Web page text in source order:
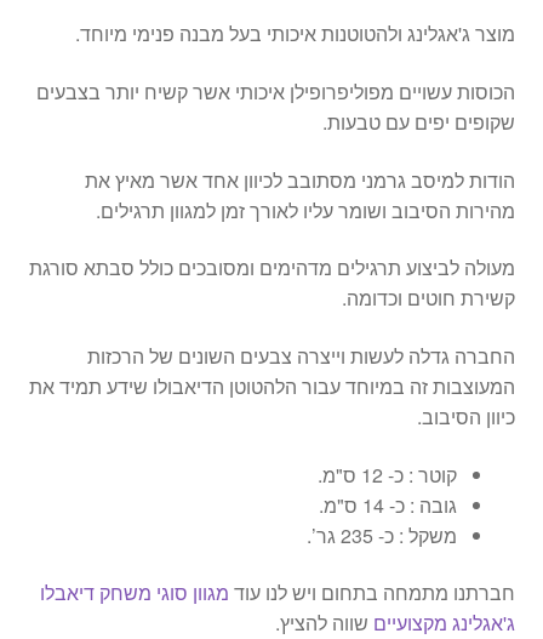
מוצר ג'אגלינג ולהטוטנות איכותי בעל מבנה פנימי מיוחד.
הכוסות עשויים מפוליפרופילן איכותי אשר קשיח יותר בצבעים
שקופים יפים עם טבעות.
הודות למיסב גרמני מסתובב לכיוון אחד אשר מאיץ את
מהירות הסיבוב ושומר עליו לאורך זמן למגוון תרגילים.
מעולה לביצוע תרגילים מדהימים ומסובכים כולל סבתא סורגת
קשירת חוטים וכדומה.
החברה גדלה לעשות וייצרה צבעים השונים של הרכזות
המעוצבות זה במיוחד עבור הלהטוטן הדיאבולו שידע תמיד את
כיוון הסיבוב.
קוטר : כ- 12 ס"מ.
גובה : כ- 14 ס"מ.
משקל : כ- 235 גר’.
חברתנו מתמחה בתחום ויש לנו עוד מגוון סוגי משחק דיאבלו
ג'אגלינג מקצועיים שווה להציץ.